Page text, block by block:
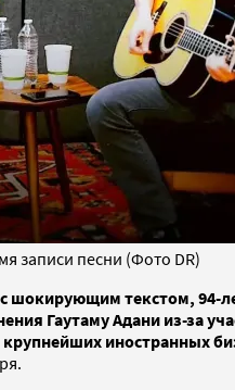
записи песни (Фото DR)
шокирующим текстом, 94-
Гаутаму Адани из-за
иностранных